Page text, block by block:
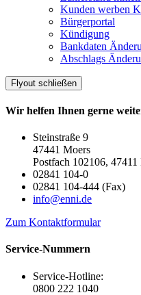
Kunden werben
Bürgerportal
Kündigung
Bankdaten
Abschlags
Flyout schließen
Wir helfen Ihnen gerne
Steinstraße 9
47441 Moers
Postfach 102106, 47411
02841 104-0
02841 104-444 (Fax)
info@enni.de
Zum Kontaktformular
Service-Nummern
Service-Hotline:
0800 222 1040